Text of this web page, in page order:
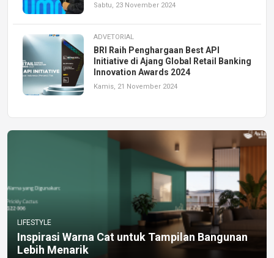
Sabtu, 23 November 2024
ADVETORIAL
BRI Raih Penghargaan Best API
Initiative di Ajang Global Retail Banking
Innovation Awards 2024
Kamis, 21 November 2024
LIFESTYLE
Inspirasi Warna Cat untuk Tampilan Bangunan
Lebih Menarik